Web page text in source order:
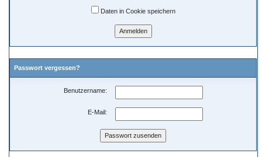
Daten in Cookie speichern
Passwort vergessen?
Benutzername:
E-Mail: